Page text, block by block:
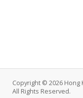
Copyright © 2026 Hong
All Rights Reserved.